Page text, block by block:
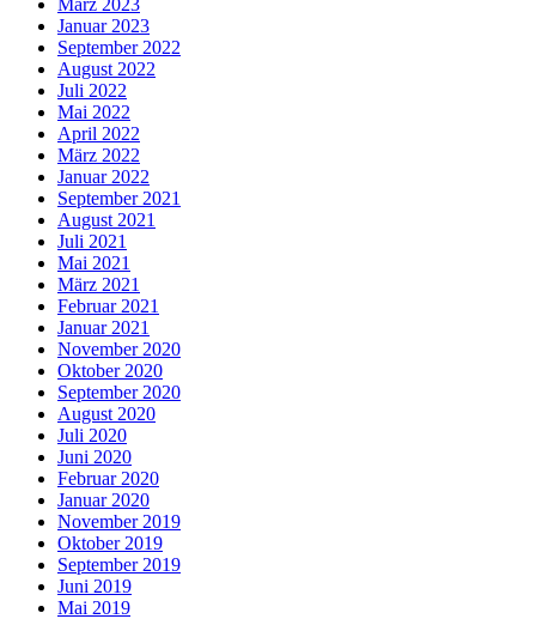
Januar 2023
September 2022
August 2022
Juli 2022
Mai 2022
April 2022
März 2022
Januar 2022
September 2021
August 2021
Juli 2021
Mai 2021
März 2021
Februar 2021
Januar 2021
November 2020
Oktober 2020
September 2020
August 2020
Juli 2020
Juni 2020
Februar 2020
Januar 2020
November 2019
Oktober 2019
September 2019
Juni 2019
Mai 2019